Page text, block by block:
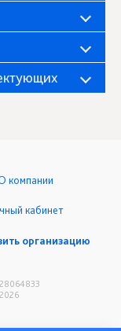
компании
кабинет
организацию